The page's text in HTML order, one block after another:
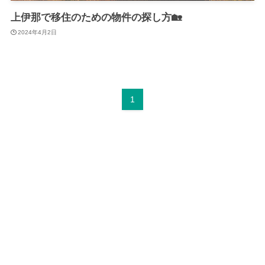
上伊那で移住のための物件の探し方🏡
2024年4月2日
1